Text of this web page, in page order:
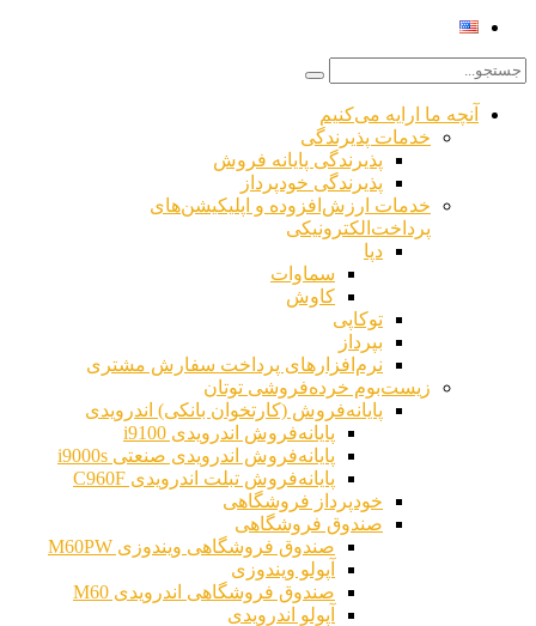
آنچه ما ارایه می‌کنیم
خدمات پذیرندگی
پذیرندگی پایانه فروش
پذیرندگی خودپرداز
خدمات ارزش‌افزوده و اپلیکیشن‌های
پرداخت‌الکترونیکی
دپا
سماوات
کاوش
توکاپی
بپرداز
نرم‌افزارهای پرداخت سفارش مشتری
زیست‌بوم خرده‌فروشی توتان
پایانه‌فروش (کارتخوان بانکی) اندرویدی
پایانه‌فروش اندرویدی i9100
پایانه‌فروش اندرویدی صنعتی i9000s
پایانه‌فروش تبلت اندرویدی C960F
خودپرداز فروشگاهی
صندوق فروشگاهی
صندوق فروشگاهی ویندوزی M60PW
آپولو ویندوزی
صندوق فروشگاهی اندرویدی M60
آپولو اندرویدی